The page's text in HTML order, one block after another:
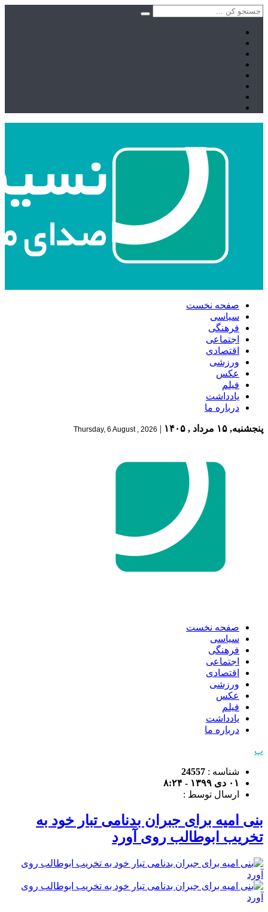
صفحه نخست
سیاسی
فرهنگی
اجتماعی
اقتصادی
ورزشی
عکس
فیلم
یادداشت
درباره ما
پنجشنبه, ۱۵ مرداد , ۱۴۰۵ |
Thursday, 6 August , 2026
صفحه نخست
سیاسی
فرهنگی
اجتماعی
اقتصادی
ورزشی
عکس
فیلم
یادداشت
درباره ما
پ
شناسه : 24557
۰۱ دی ۱۳۹۹ - ۸:۲۴
ارسال توسط :
بنی امیه برای جبران بدنامی تبار خود به
تخریب ابوطالب روی آورد